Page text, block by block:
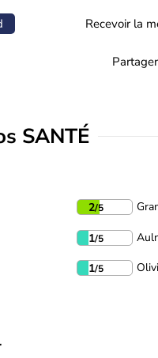
Recevoir la
Partager
SANTÉ
2/5
1/5
1/5